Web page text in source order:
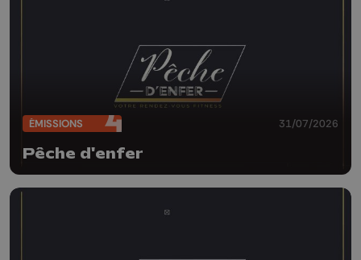
ÉMISSIONS 31/07/2026
Pêche d'enfer